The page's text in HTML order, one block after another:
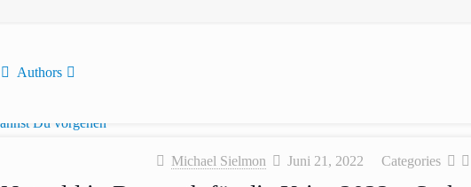
Authors
Michael Sielmon Juni 21, 2022 Categories